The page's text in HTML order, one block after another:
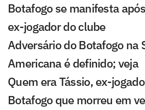
Botafogo se manifesta
ex-jogador do clube
Adversário do Botafogo na
Americana é definido; veja
Quem era Tássio, ex-
Botafogo que morreu em